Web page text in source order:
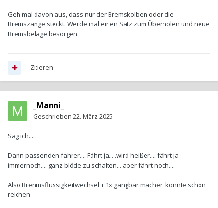
Geh mal davon aus, dass nur der Bremskolben oder die
Bremszange steckt. Werde mal einen Satz zum Überholen und neue
Bremsbeläge besorgen.
Zitieren
_Manni_
Geschrieben 22. März 2025
Sag ich....
Dann passenden fahrer.... Fährt ja... .wird heißer.... fährt ja
immernoch.... ganz blöde zu schalten... aber fährt noch....
Also Brenmsflüssigkeitwechsel + 1x gangbar machen könnte schon
reichen